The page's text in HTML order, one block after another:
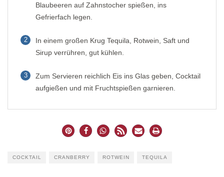
Blaubeeren auf Zahnstocher spießen, ins
Gefrierfach legen.
2
In einem großen Krug Tequila, Rotwein, Saft und
Sirup verrühren, gut kühlen.
3
Zum Servieren reichlich Eis ins Glas geben, Cocktail
aufgießen und mit Fruchtspießen garnieren.
COCKTAIL CRANBERRY ROTWEIN TEQUILA